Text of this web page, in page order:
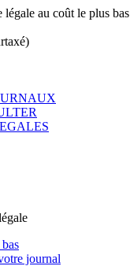
au coût le plus bas
journal